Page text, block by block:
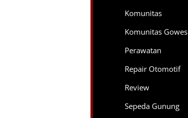
Komunitas
Komunitas Gowes
Perawatan
Repair Otomotif
Review
Sepeda Gunung